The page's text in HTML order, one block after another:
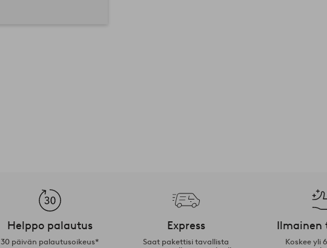
Helppo palautus
30 päivän palautusoikeus*
Express
Saat pakettisi tavallista
Ilmainen
Koskee yli